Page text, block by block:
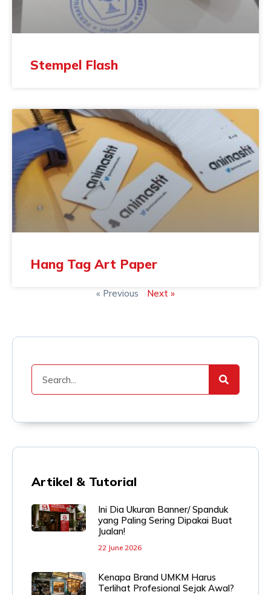
Stempel Flash
Hang Tag Art Paper
« Previous Next »
Artikel & Tutorial
Ini Dia Ukuran Banner/ Spanduk
yang Paling Sering Dipakai Buat
Jualan!
22 June 2026
Kenapa Brand UMKM Harus
Terlihat Profesional Sejak Awal?